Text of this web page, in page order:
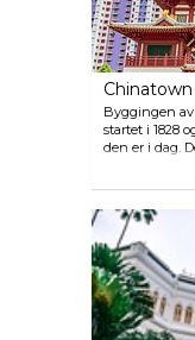
Chinatown
Byggingen
startet i 1828
den er i dag.
men de
det samme
Complex